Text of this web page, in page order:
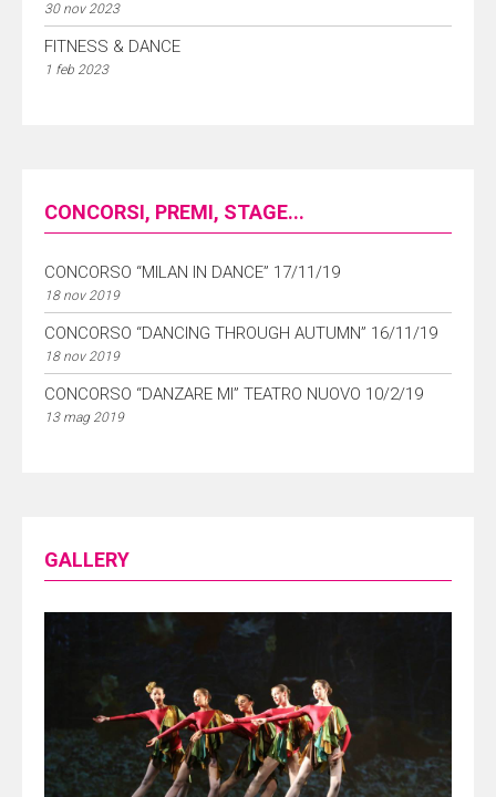
30 nov 2023
FITNESS & DANCE
1 feb 2023
CONCORSI, PREMI, STAGE...
CONCORSO “MILAN IN DANCE” 17/11/19
18 nov 2019
CONCORSO “DANCING THROUGH AUTUMN” 16/11/19
18 nov 2019
CONCORSO “DANZARE MI” TEATRO NUOVO 10/2/19
13 mag 2019
GALLERY